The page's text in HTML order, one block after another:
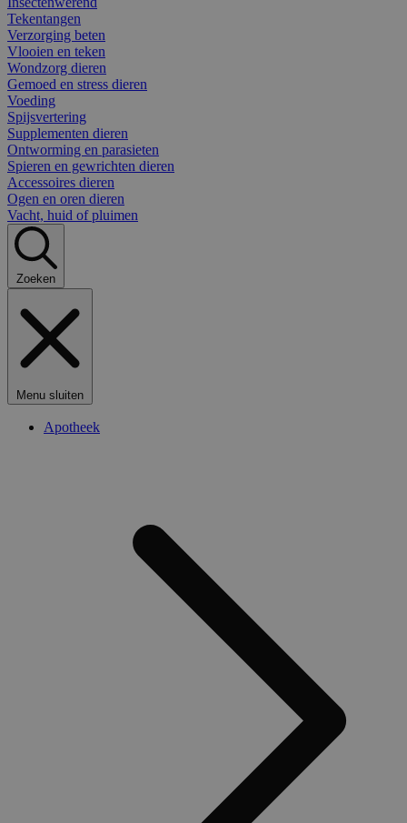
Tekentangen
Verzorging beten
Vlooien en teken
Wondzorg dieren
Gemoed en stress dieren
Voeding
Spijsvertering
Supplementen dieren
Ontworming en parasieten
Spieren en gewrichten dieren
Accessoires dieren
Ogen en oren dieren
Vacht, huid of pluimen
Zoeken
Menu sluiten
Apotheek